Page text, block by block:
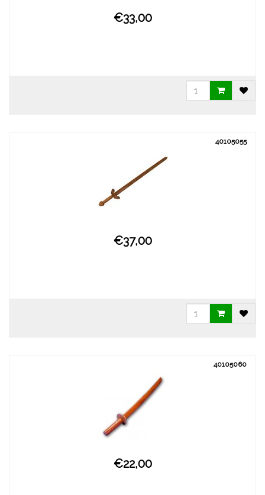
€33,00
40105055
€37,00
40105060
€22,00